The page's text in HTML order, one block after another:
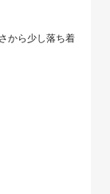
から少し落ち着